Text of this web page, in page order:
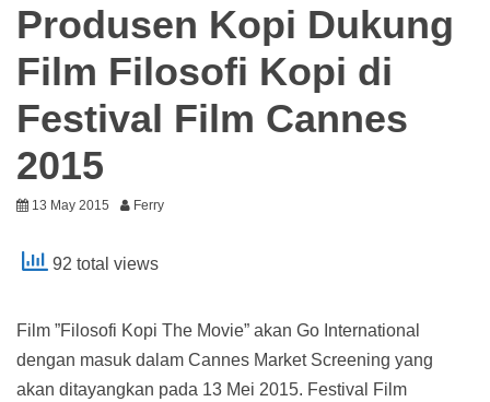
Produsen Kopi Dukung
Film Filosofi Kopi di
Festival Film Cannes
2015
13 May 2015 Ferry
92 total views
Film ”Filosofi Kopi The Movie” akan Go International
dengan masuk dalam Cannes Market Screening yang
akan ditayangkan pada 13 Mei 2015. Festival Film